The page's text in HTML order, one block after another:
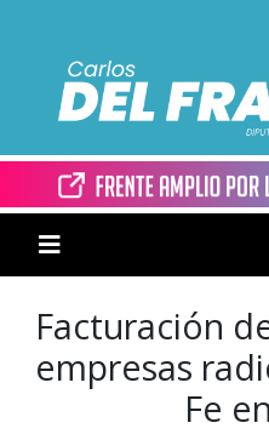
Facturación
empresas
Fe